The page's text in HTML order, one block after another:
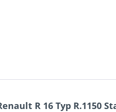
R 16 Typ R.1150